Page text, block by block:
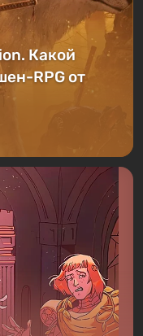
Какой
RPG от